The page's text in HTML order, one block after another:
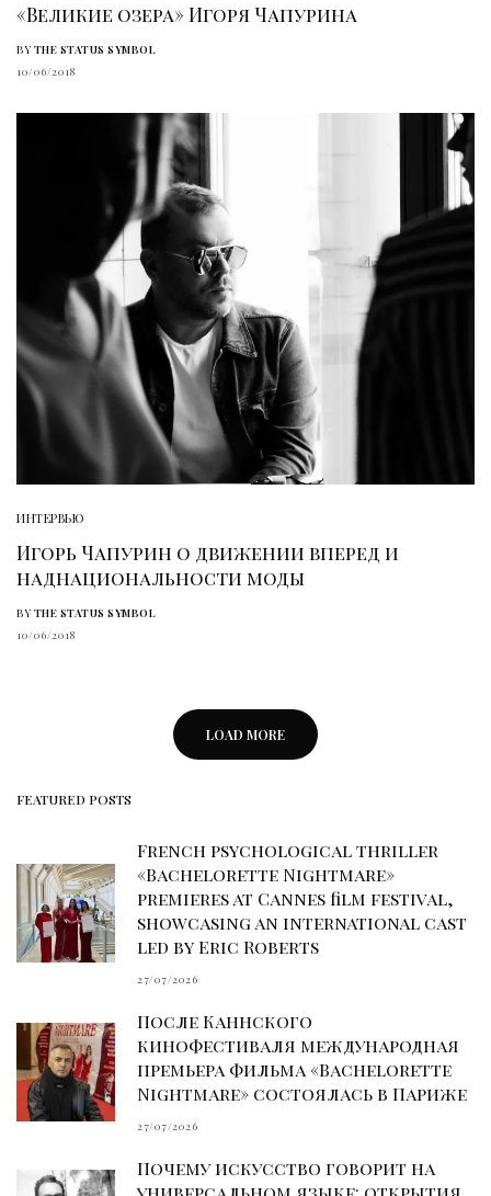
«Великие озера» Игоря Чапурина
BY THE STATUS SYMBOL
10/06/2018
ИНТЕРВЬЮ
Игорь Чапурин о движении вперед и
наднациональности моды
BY THE STATUS SYMBOL
10/06/2018
LOAD MORE
FEATURED POSTS
French psychological thriller
«Bachelorette Nightmare»
premieres at Cannes film festival,
showcasing an international cast
led by Eric Roberts
27/07/2026
После Каннского
кинофестиваля международная
премьера фильма «Bachelorette
Nightmare» состоялась в Париже
27/07/2026
Почему искусство говорит на